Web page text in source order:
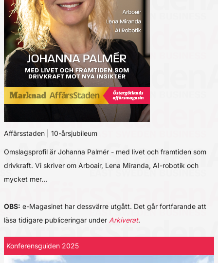
Affärsstaden | 10-årsjubileum
Omslagsprofil är Johanna Palmér - med livet och framtiden som
drivkraft. Vi skriver om Arboair, Lena Miranda, AI-robotik och
mycket mer…
OBS: e-Magasinet har dessvärre utgått. Det går fortfarande att
läsa tidigare publiceringar under Arkiverat.
Konferensguiden 2025